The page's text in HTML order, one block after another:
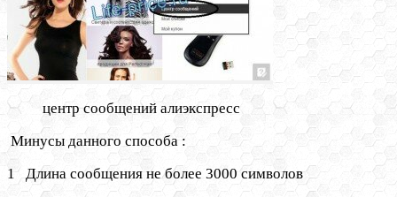
центр сообщений алиэкспресс
Минусы данного способа :
1 Длина сообщения не более 3000 символов